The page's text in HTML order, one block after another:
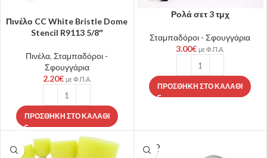
Πινέλο CC White Bristle Dome
Stencil R9113 5/8″
Πινέλα,Σταμπαδόροι -
Σφουγγάρια
2.20€ με Φ.Π.Α.
ΠΡΟΣΘΉΚΗ ΣΤΟ ΚΑΛΆΘΙ
Ρολά σετ 3 τμχ
Σταμπαδόροι - Σφουγγάρια
3.00€ με Φ.Π.Α.
ΠΡΟΣΘΉΚΗ ΣΤΟ ΚΑΛΆΘΙ
SOLD
OUT